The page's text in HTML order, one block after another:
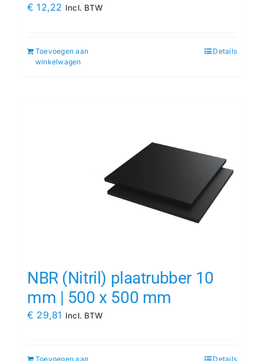
€ 12,22 Incl. BTW
Toevoegen aan
winkelwagen
Details
NBR (Nitril) plaatrubber 10
mm | 500 x 500 mm
€ 29,81 Incl. BTW
Toevoegen aan
Details